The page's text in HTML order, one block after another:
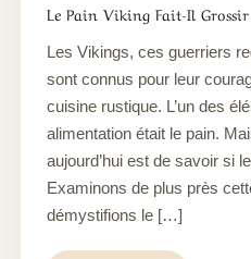
Le Pain Viking Fait-Il Grossir
Les Vikings, ces guerriers
sont connus pour leur
cuisine rustique. L’un des
alimentation était le pain.
aujourd’hui est de savoir si
Examinons de plus près
démystifions le […]